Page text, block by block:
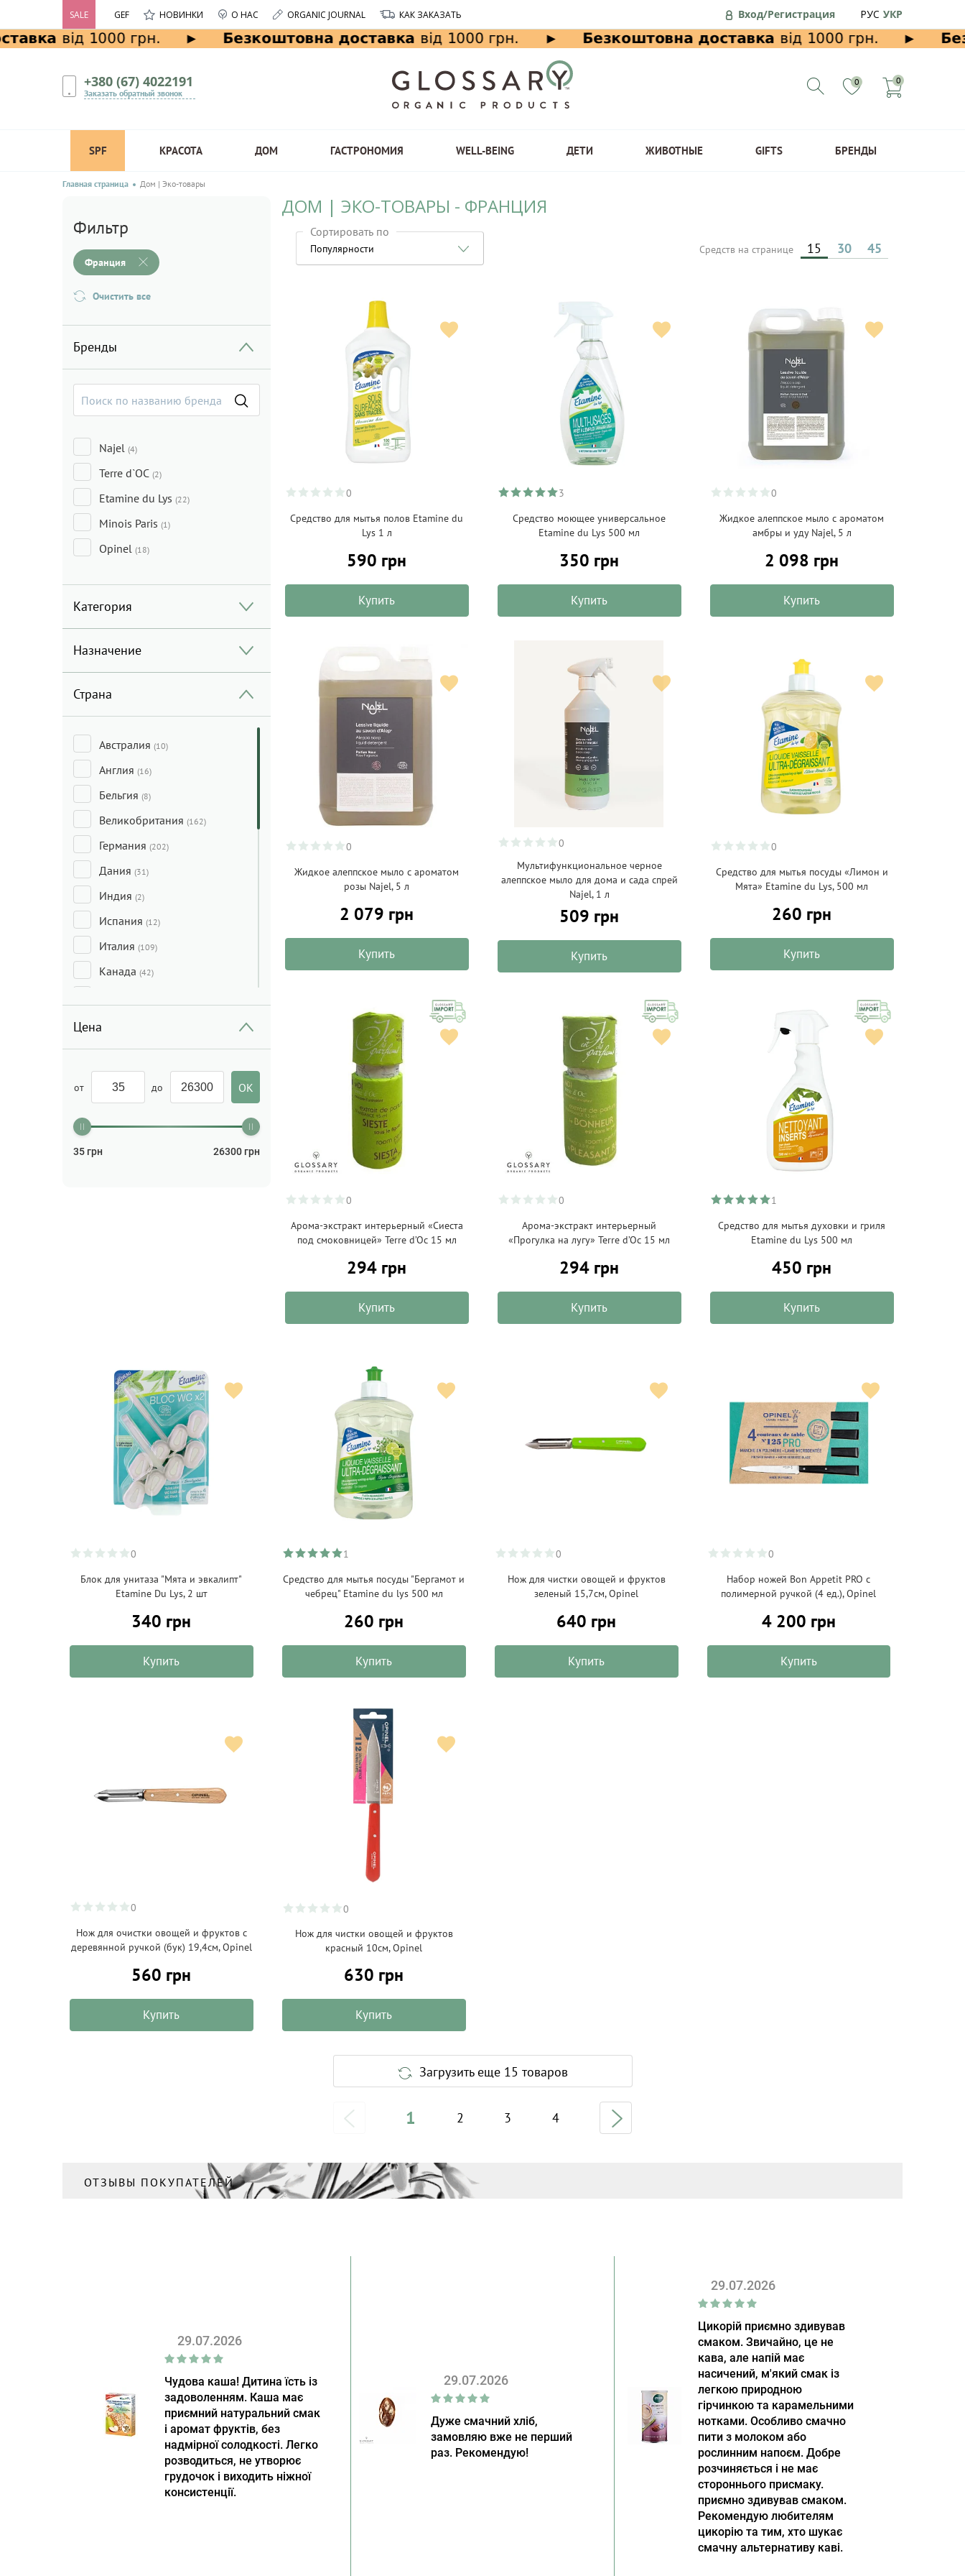
SALE GEF НОВИНКИ О НАС ORGANIC JOURNAL КАК ЗАКАЗАТЬ Вход/Регистрация РУС УКР
+380 (67) 4022191
Заказать обратный звонок
0 0
SPF КРАСОТА ДОМ ГАСТРОНОМИЯ WELL-BEING ДЕТИ ЖИВОТНЫЕ GIFTS БРЕНДЫ
Главная страница Дом | Эко-товары
Фильтр
Франция
Очистить все
Бренды
Najel (4)
Terre d`OC (2)
Etamine du Lys (22)
Minois Paris (1)
Opinel (18)
Категория
Назначение
Страна
Австралия (10)
Англия (16)
Бельгия (8)
Великобритания (162)
Германия (202)
Дания (31)
Индия (2)
Испания (12)
Италия (109)
Канада (42)
Латвия
Литва(38)
Нидерланды (35)
Португалия(1)
США
Япония(87)
Цена
от до
35 грн 26300 грн
ДОМ | ЭКО-ТОВАРЫ - ФРАНЦИЯ
Сортировать по
Популярности Средств на странице 15 30 45
0
Средство для мытья полов Etamine du
Lys 1 л
590 грн
Купить
3
Средство моющее универсальное
Etamine du Lys 500 мл
350 грн
Купить
0
Жидкое алеппское мыло с ароматом
амбры и уду Najel, 5 л
2 098 грн
Купить
0
Жидкое алеппское мыло с ароматом
розы Najel, 5 л
2 079 грн
Купить
0
Мультифункциональное черное
алеппское мыло для дома и сада спрей
Najel, 1 л
509 грн
Купить
0
Средство для мытья посуды «Лимон и
Мята» Etamine du Lys, 500 мл
260 грн
Купить
0
Арома-экстракт интерьерный «Сиеста
под смоковницей» Terre d’Oc 15 мл
294 грн
Купить
0
Арома-экстракт интерьерный
«Прогулка на лугу» Terre d’Oc 15 мл
294 грн
Купить
1
Средство для мытья духовки и гриля
Etamine du Lys 500 мл
450 грн
Купить
0
Блок для унитаза "Мята и эвкалипт"
Etamine Du Lys, 2 шт
340 грн
Купить
1
Средство для мытья посуды "Бергамот и
чебрец" Etamine du lys 500 мл
260 грн
Купить
0
Нож для чистки овощей и фруктов
зеленый 15,7см, Opinel
640 грн
Купить
0
Набор ножей Bon Appetit PRO с
полимерной ручкой (4 ед.), Opinel
4 200 грн
Купить
0
Нож для очистки овощей и фруктов с
деревянной ручкой (бук) 19,4см, Opinel
560 грн
Купить
0
Нож для чистки овощей и фруктов
красный 10см, Opinel
630 грн
Купить
Загрузить еще 15 товаров
1 2 3 4
ОТЗЫВЫ ПОКУПАТЕЛЕЙ
29.07.2026
Чудова каша! Дитина їсть із
задоволенням. Каша має
приємний натуральний смак
і аромат фруктів, без
надмірної солодкості. Легко
розводиться, не утворює
грудочок і виходить ніжної
консистенції.
29.07.2026
Дуже смачний хліб,
замовляю вже не перший
раз. Рекомендую!
29.07.2026
Цикорій приємно здивував
смаком. Звичайно, це не
кава, але напій має
насичений, м'який смак із
легкою природною
гірчинкою та карамельними
нотками. Особливо смачно
пити з молоком або
рослинним напоєм. Добре
розчиняється і не має
стороннього присмаку.
приємно здивував смаком.
Рекомендую любителям
цикорію та тим, хто шукає
смачну альтернативу каві.